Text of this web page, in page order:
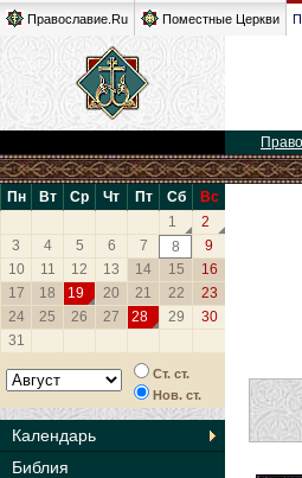
Православие.Ru Поместные Церкви
Пн Вт Ср Чт Пт Сб
Вс
1
2
3
4 5 6 7 8
9
10
11 12 13 14 15
16
17
18 19 20 21 22
23
24
25 26 27 28 29
30
31
Ст. ст.
Нов. ст.
Календарь
Библия